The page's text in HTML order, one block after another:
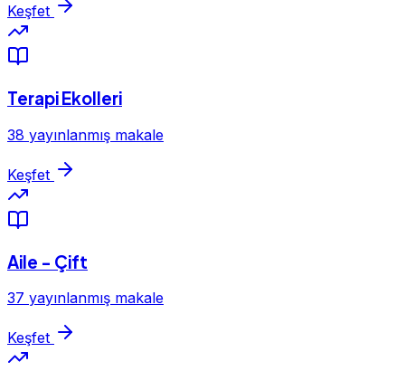
Keşfet
Terapi Ekolleri
38 yayınlanmış makale
Keşfet
Aile - Çift
37 yayınlanmış makale
Keşfet